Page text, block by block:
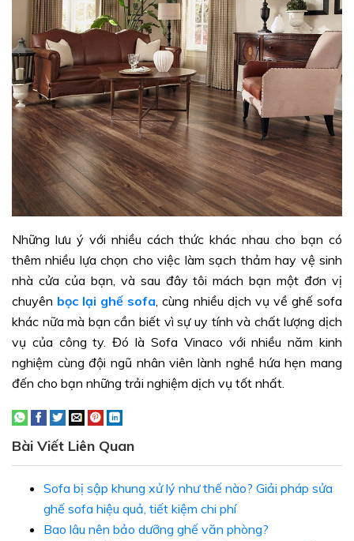
Những lưu ý với nhiều cách thức khác nhau cho bạn có
thêm nhiều lựa chọn cho việc làm sạch thảm hay vệ sinh
nhà cửa của bạn, và sau đây tôi mách bạn một đơn vị
chuyên bọc lại ghế sofa, cùng nhiều dịch vụ về ghế sofa
khác nữa mà bạn cần biết vì sự uy tính và chất lượng dịch
vụ của công ty. Đó là Sofa Vinaco với nhiều năm kinh
nghiệm cùng đội ngũ nhân viên lành nghề hứa hẹn mang
đến cho bạn những trải nghiệm dịch vụ tốt nhất.
Bài Viết Liên Quan
Sofa bị sập khung xử lý như thế nào? Giải pháp sửa
ghế sofa hiệu quả, tiết kiệm chi phí
Bao lâu nên bảo dưỡng ghế văn phòng?